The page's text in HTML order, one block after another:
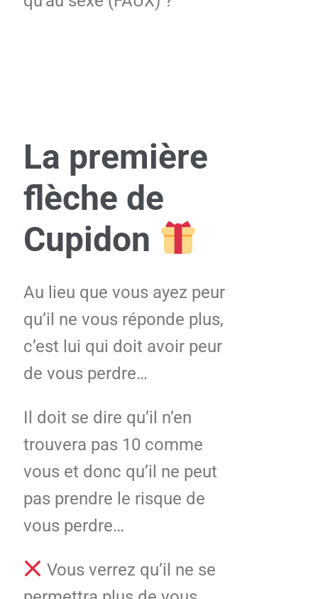
La première
flèche de
Cupidon
Au lieu que vous ayez peur
qu’il ne vous réponde plus,
c’est lui qui doit avoir peur
de vous perdre…
Il doit se dire qu’il n’en
trouvera pas 10 comme
vous et donc qu’il ne peut
pas prendre le risque de
vous perdre…
Vous verrez qu’il ne se